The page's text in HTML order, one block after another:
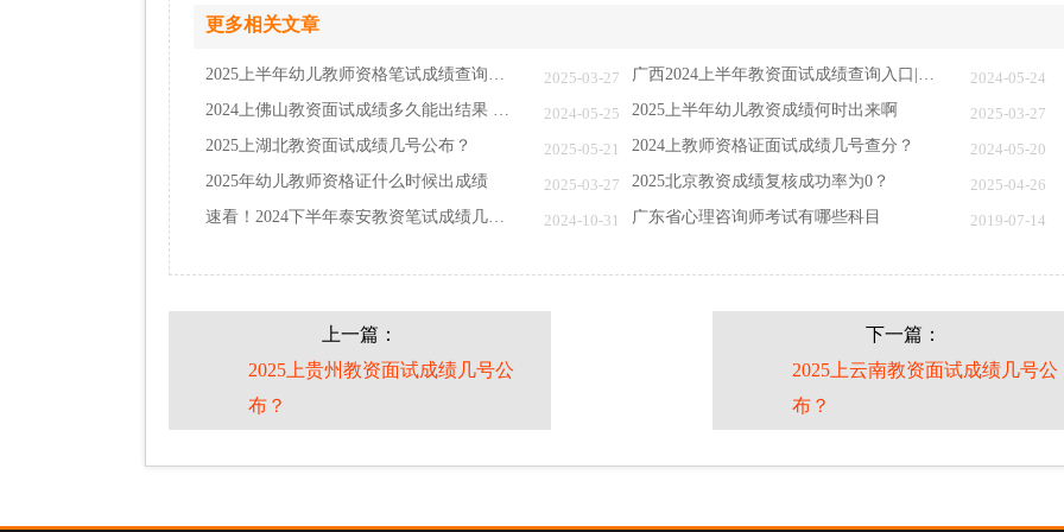
更多相关文章
2025-03-27
2024-05-24
2024-05-25 2025上半年幼儿教资成绩何时出来啊
2025-03-27
2025上湖北教资面试成绩几号公布？
2025-05-21 2024上教师资格证面试成绩几号查分？
2024-05-20
2025年幼儿教师资格证什么时候出成绩
2025-03-27 2025北京教资成绩复核成功率为0？
2025-04-26
2024-10-31 广东省心理咨询师考试有哪些科目 2019-07-14
上一篇：
2025上贵州教资面试成绩几号公
布？
下一篇：
2025上云南教资面试成绩几号公
布？